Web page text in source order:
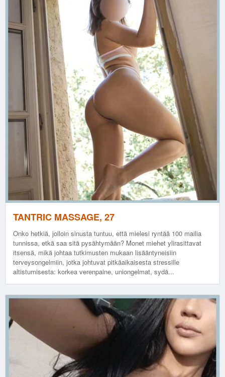
TANTRIC MASSAGE, 27
Onko hetkiä, jolloin sinusta tuntuu, että mielesi ryntää 100 mailia
tunnissa, etkä saa sitä pysähtymään? Monet miehet ylirasittavat
itsensä, mikä johtaa tutkimusten mukaan lisääntyneisiin
terveysongelmiin, jotka johtuvat pitkäaikaisesta stressille
altistumisesta: korkea verenpaine, uniongelmat, sydä...